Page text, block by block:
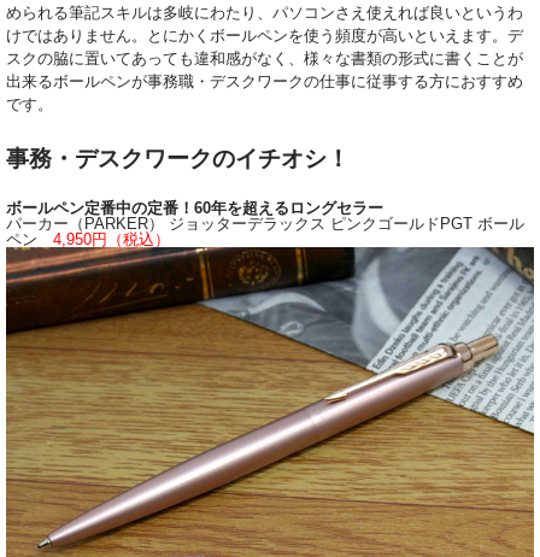
められる筆記スキルは多岐にわたり、パソコンさえ使えれば良いというわ
けではありません。とにかくボールペンを使う頻度が高いといえます。デ
スクの脇に置いてあっても違和感がなく、様々な書類の形式に書くことが
出来るボールペンが事務職・デスクワークの仕事に従事する方におすすめ
です。
事務・デスクワークのイチオシ！
ボールペン定番中の定番！60年を超えるロングセラー
パーカー（PARKER） ジョッターデラックス ピンクゴールドPGT ボール
ペン
4,950円（税込）